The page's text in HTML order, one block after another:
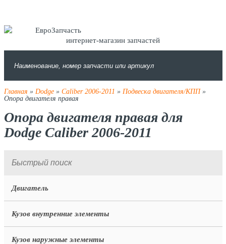
интернет-магазин запчастей
Главная » Dodge» Caliber 2006-2011 » Подвеска двигателя/КПП»
Опора двигателя правая
Опора двигателя правая для
Dodge Caliber 2006-2011
Двигатель
Кузов внутренние элементы
Кузов наружные элементы